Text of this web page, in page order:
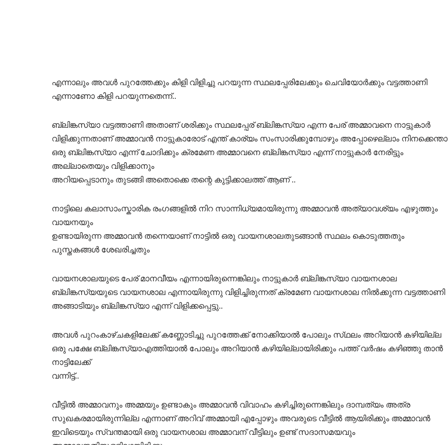
എന്നാലും അവൾ പുറത്തേക്കും കിളി വിളിച്ചു പറയുന്ന സ്ഥലപ്പേരിലേക്കും ചെവിയോർക്കും വട്ടത്താണി
എന്നാണോ കിളി പറയുന്നതെന്ന്..
ബ്ലിങ്കസ്യാ വട്ടത്താണി അതാണ് ശരിക്കും സ്ഥലപ്പേര് ബ്ലിങ്കസ്യാ എന്ന പേര് അമ്മാവനെ നാട്ടുകാർ
വിളിക്കുന്നതാണ് അമ്മാവൻ നാട്ടുകാരോട് എന്ത് കാര്യം സംസാരിക്കുമ്പോഴും അപ്പോഴെല്ലാം നിനക്കെന്താ
ഒരു ബ്ലിങ്കസ്യാ എന്ന് ചോദിക്കും ക്രമേണ അമ്മാവനെ ബ്ലിങ്കസ്യാ എന്ന് നാട്ടുകാർ നേരിട്ടും
അല്ലാതെയും വിളിക്കാനും
അറിയപ്പെടാനും തുടങ്ങി അതൊക്കെ തന്റെ കുട്ടിക്കാലത്ത് ആണ് ..
നാട്ടിലെ കലാസാംസ്കാരിക രംഗങ്ങളിൽ നിറ സാന്നിധ്യമായിരുന്നു അമ്മാവൻ അത്യാവശ്യം എഴുത്തും
വായനയും
ഉണ്ടായിരുന്ന അമ്മാവൻ തന്നെയാണ് നാട്ടിൽ ഒരു വായനശാലതുടങ്ങാൻ സ്ഥലം കൊടുത്തതും
പുസ്തകങ്ങൾ ശേഖരിച്ചതും
വായനശാലയുടെ പേര് മാനവീയം എന്നായിരുന്നെങ്കിലും നാട്ടുകാർ ബ്ലിങ്കസ്യാ വായനശാല
ബ്ലിങ്കസ്യയുടെ വായനശാല എന്നായിരുന്നു വിളിച്ചിരുന്നത് ക്രമേണ വായനശാല നിൽക്കുന്ന വട്ടത്താണി
അങ്ങാടിയും ബ്ലിങ്കസ്യാ എന്ന് വിളിക്കപ്പെട്ടു..
അവൾ പുറംകാഴ്ചകളിലേക്ക് കണ്ണോടിച്ചു പുറത്തേക്ക് നോക്കിയാൽ പോലും സ്‌ഥലം അറിയാൻ കഴിയില്ല
ഒരു പക്ഷേ ബ്ലിങ്കസ്യാഎത്തിയാൽ പോലും അറിയാൻ കഴിയില്ലായിരിക്കും പത്ത് വർഷം കഴിഞ്ഞു താൻ
നാട്ടിലേക്ക്
വന്നിട്ട്..
വീട്ടിൽ അമ്മാവനും അമ്മയും ഉണ്ടാകും അമ്മാവൻ വിവാഹം കഴിച്ചിരുന്നെങ്കിലും ദാമ്പത്യം അത്ര
സുഖകരമായിരുന്നില്ല എന്നാണ് അറിവ് അമ്മായി എപ്പോഴും അവരുടെ വീട്ടിൽ ആയിരിക്കും അമ്മാവൻ
ഇവിടെയും സ്വന്തമായി ഒരു വായനശാല അമ്മാവന് വീട്ടിലും ഉണ്ട് സദാസമയവും